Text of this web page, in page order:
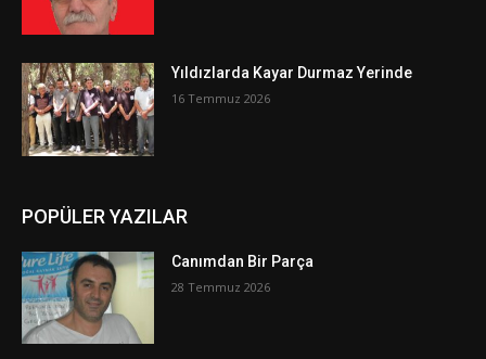
Yıldızlarda Kayar Durmaz Yerinde
16 Temmuz 2026
POPÜLER YAZILAR
Canımdan Bir Parça
28 Temmuz 2026